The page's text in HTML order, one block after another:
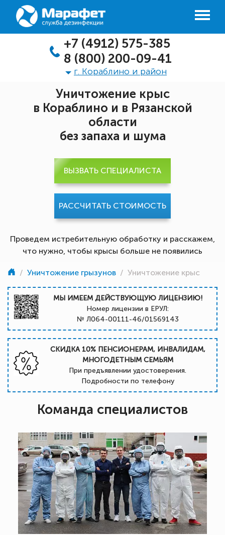
+7 (4912) 575-385
8 (800) 200-09-41
г. Кораблино и район
Уничтожение крыс
в Кораблино и в Рязанской
области
без запаха и шума
Проведем истребительную обработку и расскажем,
что нужно, чтобы крысы больше не появились
ВЫЗВАТЬ СПЕЦИАЛИСТА
РАССЧИТАТЬ СТОИМОСТЬ
/ Уничтожение грызунов / Уничтожение крыс
МЫ ИМЕЕМ ДЕЙСТВУЮЩУЮ ЛИЦЕНЗИЮ!
Номер лицензии в ЕРУЛ:
№ Л064-00111-46/01569143
СКИДКА 10% ПЕНСИОНЕРАМ, ИНВАЛИДАМ,
МНОГОДЕТНЫМ СЕМЬЯМ
При предъявлении удостоверения.
Подробности по телефону
Команда специалистов